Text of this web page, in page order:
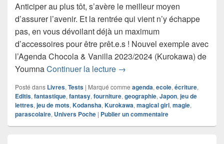
Anticiper au plus tôt, s’avère le meilleur moyen
d’assurer l’avenir. Et la rentrée qui vient n’y échappe
pas, en vous dévoilant déjà un maximum
d’accessoires pour être prêt.e.s ! Nouvel exemple avec
l’Agenda Chocola & Vanilla 2023/2024 (Kurokawa) de
YoumnaContinuer la lecture Chronique Agenda Chocola
→
Posté dans Livres, Tests | Marqué comme agenda, ecole, écriture,
Editis, fantastique, fantasy, fourniture, geographie, Japon, jeu de
lettres, jeu de mots, Kodansha, Kurokawa, magical girl, magie,
parascolaire, Univers Poche | Publier un commentaire